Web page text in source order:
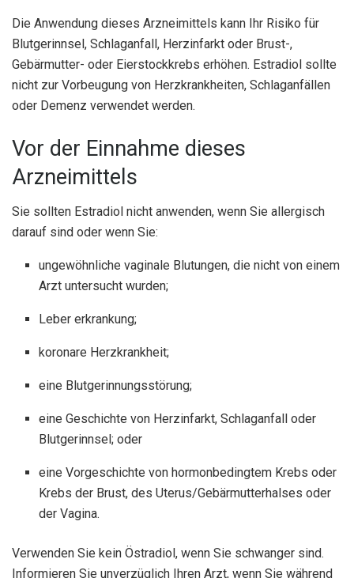
Die Anwendung dieses Arzneimittels kann Ihr Risiko für
Blutgerinnsel, Schlaganfall, Herzinfarkt oder Brust-,
Gebärmutter- oder Eierstockkrebs erhöhen. Estradiol sollte
nicht zur Vorbeugung von Herzkrankheiten, Schlaganfällen
oder Demenz verwendet werden.
Vor der Einnahme dieses
Arzneimittels
Sie sollten Estradiol nicht anwenden, wenn Sie allergisch
darauf sind oder wenn Sie:
ungewöhnliche vaginale Blutungen, die nicht von einem
Arzt untersucht wurden;
Leber erkrankung;
koronare Herzkrankheit;
eine Blutgerinnungsstörung;
eine Geschichte von Herzinfarkt, Schlaganfall oder
Blutgerinnsel; oder
eine Vorgeschichte von hormonbedingtem Krebs oder
Krebs der Brust, des Uterus/Gebärmutterhalses oder
der Vagina.
Verwenden Sie kein Östradiol, wenn Sie schwanger sind.
Informieren Sie unverzüglich Ihren Arzt, wenn Sie während